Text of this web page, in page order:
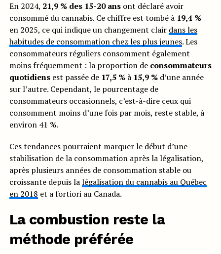
En 2024, 21,9 % des 15-20 ansont déclaré avoir
consommé du cannabis. Ce chiffre est tombé à 19,4 %
en 2025, ce qui indique un changement clair dans les
habitudes de consommation chez les plus jeunes. Les
consommateurs réguliers consomment également
moins fréquemment : la proportion de consommateurs
quotidiensest passée de 17,5 %à 15,9 %d’une année
sur l’autre. Cependant, le pourcentage de
consommateurs occasionnels, c’est-à-dire ceux qui
consomment moins d’une fois par mois, reste stable, à
environ 41 %.
Ces tendances pourraient marquer le début d’une
stabilisation de la consommation après la légalisation,
après plusieurs années de consommation stable ou
croissante depuis lalégalisation du cannabis au Québec
en 2018 et a fortiori au Canada.
La combustion reste la
méthode préférée